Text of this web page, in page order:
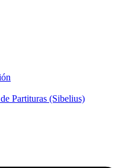
Partituras (Sibelius)